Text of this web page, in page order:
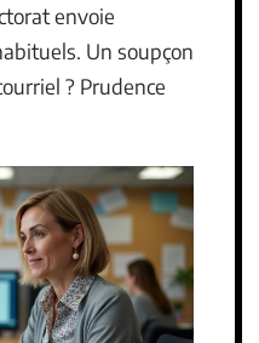
envoie
Un soupçon
? Prudence